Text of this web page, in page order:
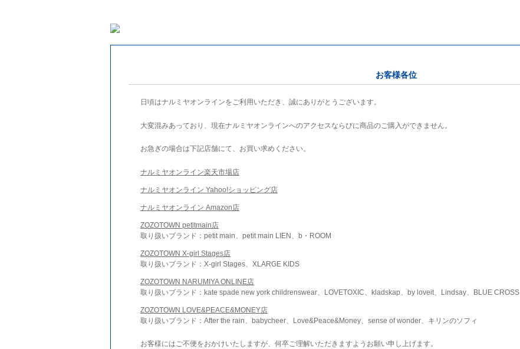
お客様各位
日頃はナルミヤオンラインをご利用いただき、誠にありがとうございます。
大変混みあっており、現在ナルミヤオンラインへのアクセスならびに商品のご購入ができません。
お急ぎの場合は下記店舗にて、お買い求めください。
ナルミヤオンライン楽天市場店
ナルミヤオンライン Yahoo!ショッピング店
ナルミヤオンライン Amazon店
ZOZOTOWN petitmain店
取り扱いブランド：petit main、petit main LIEN、b・ROOM
ZOZOTOWN X-girl Stages店
取り扱いブランド：X-girl Stages、XLARGE KIDS
ZOZOTOWN NARUMIYA ONLINE店
取り扱いブランド：kate spade new york childrenswear、LOVETOXIC、kladskap、by loveit、Lindsay、BLUE CROSS
ZOZOTOWN LOVE&PEACE&MONEY店
取り扱いブランド：After the rain、babycheer、Love&Peace&Money、sense of wonder、キリンのソフィ
お客様にはご不便をおかけいたしますが、何卒ご理解いただきますようお願い申し上げます。